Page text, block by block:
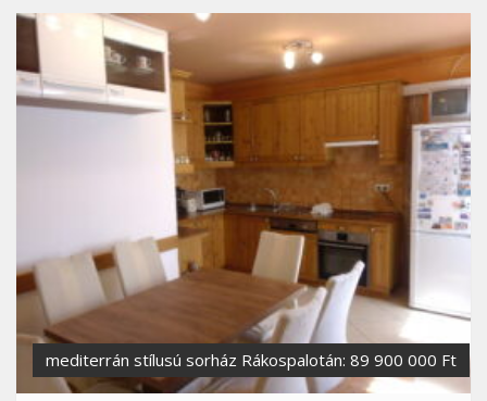
mediterrán stílusú sorház Rákospalotán: 89 900 000 Ft